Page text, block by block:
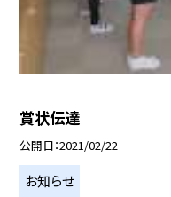
賞状伝達
公開日 2021/02/22
お知らせ